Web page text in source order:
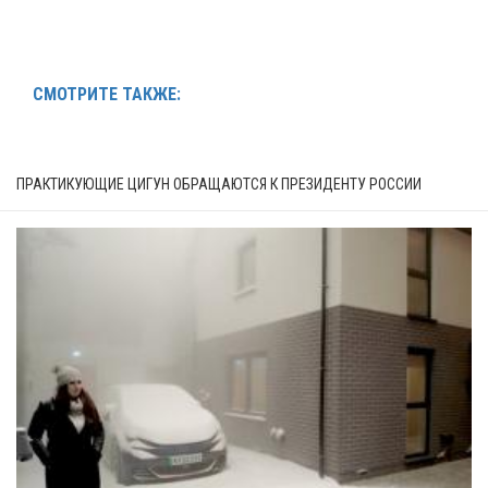
СМОТРИТЕ ТАКЖЕ:
ПРАКТИКУЮЩИЕ ЦИГУН ОБРАЩАЮТСЯ К ПРЕЗИДЕНТУ РОССИИ